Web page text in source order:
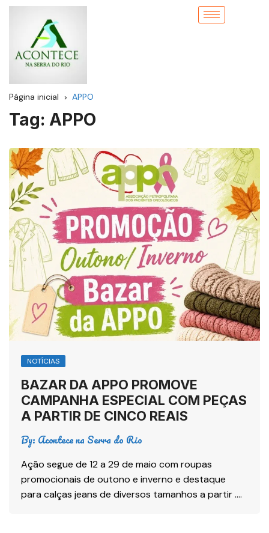
Página inicial APPO
Tag: APPO
NOTÍCIAS
BAZAR DA APPO PROMOVE
CAMPANHA ESPECIAL COM PEÇAS
A PARTIR DE CINCO REAIS
By: Acontece na Serra do Rio
Ação segue de 12 a 29 de maio com roupas
promocionais de outono e inverno e destaque
para calças jeans de diversos tamanhos a partir ….